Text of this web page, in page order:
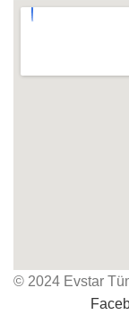
© 2024 Evstar